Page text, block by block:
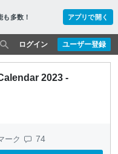
も多数！ アプリで開く
ユーザー登録
ログイン
2023 -
ーク 74